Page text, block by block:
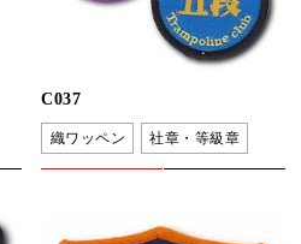
C037
織ワッペン 社章・等級章